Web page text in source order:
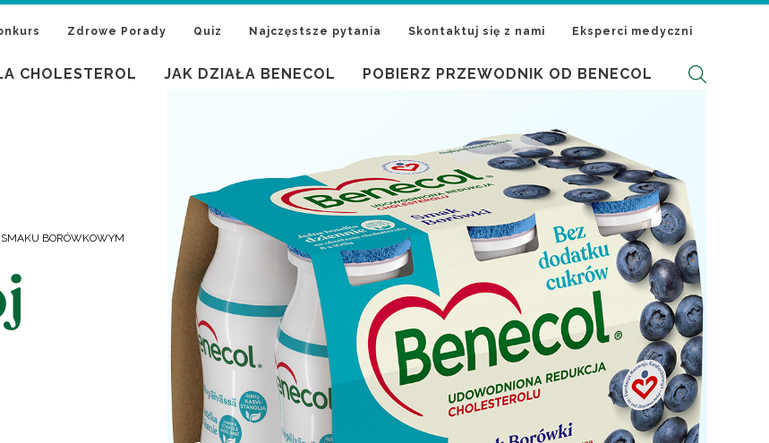
Zdrowe Porady Quiz Najczęstsze pytania Skontaktuj się z nami Eksperci medyczni
CHOLESTEROL JAK DZIAŁA BENECOL POBIERZ PRZEWODNIK OD BENECOL
BORÓWKOWYM